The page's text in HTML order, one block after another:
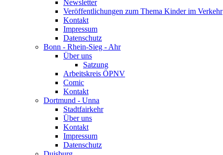
Newsletter
Veröffentlichungen zum Thema Kinder im Verkehr
Kontakt
Impressum
Datenschutz
Bonn - Rhein-Sieg - Ahr
Über uns
Satzung
Arbeitskreis ÖPNV
Comic
Kontakt
Dortmund - Unna
Stadtfairkehr
Über uns
Kontakt
Impressum
Datenschutz